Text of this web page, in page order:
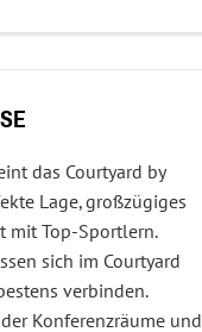
das Courtyard by
Lage, großzügiges
mit Top-Sportlern.
sich im Courtyard
verbinden.
Konferenzräume und